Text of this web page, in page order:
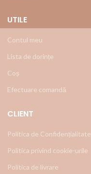
UTILE
Contul meu
Lista de dorințe
Coș
Efectuare comandă
CLIENT
Politica de Confidențialitate
Politica privind cookie-urile
Politica de livrare